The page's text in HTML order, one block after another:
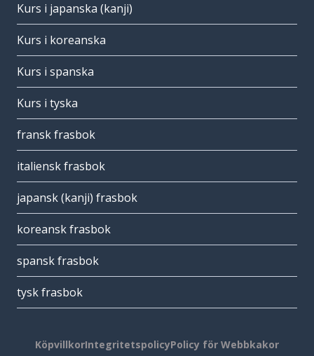
Kurs i japanska (kanji)
Kurs i koreanska
Kurs i spanska
Kurs i tyska
fransk frasbok
italiensk frasbok
japansk (kanji) frasbok
koreansk frasbok
spansk frasbok
tysk frasbok
KöpvillkorIntegritetspolicyPolicy för Webbkakor